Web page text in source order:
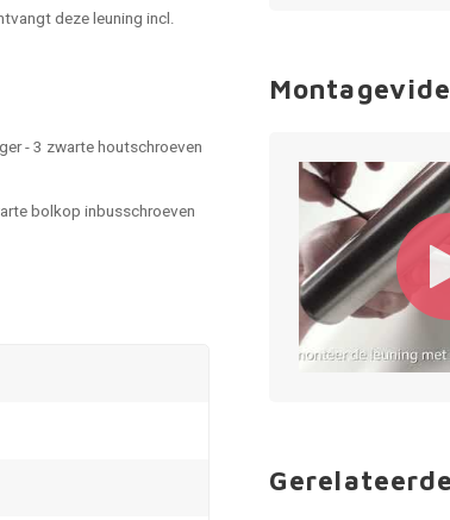
deze leuning incl.
- 3 zwarte houtschroeven
bolkop inbusschroeven